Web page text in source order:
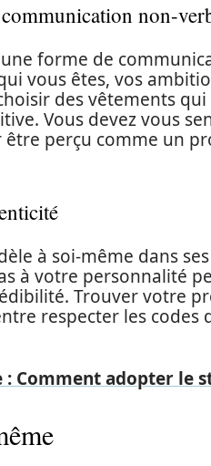
non-
forme de
vous êtes, vos
des vêtements
Vous devez vous
perçu comme un
à soi-même dans
à votre personnalité
Trouver votre
respecter les
Comment adopter le